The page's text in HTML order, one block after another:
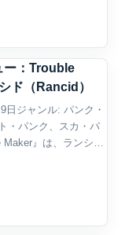
ー：Trouble
ド（Rancid）
日ジャンル: パンク・
・パンク、スカ・パ
Maker』は、ランシド